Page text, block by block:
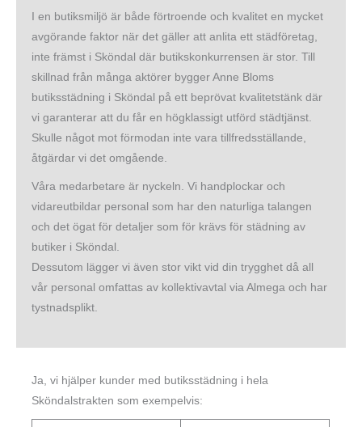
I en butiksmiljö är både förtroende och kvalitet en mycket
avgörande faktor när det gäller att anlita ett städföretag,
inte främst i Sköndal där butikskonkurrensen är stor. Till
skillnad från många aktörer bygger Anne Bloms
butiksstädning i Sköndal på ett beprövat kvalitetstänk där
vi garanterar att du får en högklassigt utförd städtjänst.
Skulle något mot förmodan inte vara tillfredsställande,
åtgärdar vi det omgående.
Våra medarbetare är nyckeln. Vi handplockar och
vidareutbildar personal som har den naturliga talangen
och det ögat för detaljer som för krävs för städning av
butiker i Sköndal.
Dessutom lägger vi även stor vikt vid din trygghet då all
vår personal omfattas av kollektivavtal via Almega och har
tystnadsplikt.
Ja, vi hjälper kunder med butiksstädning i hela
Sköndalstrakten som exempelvis: